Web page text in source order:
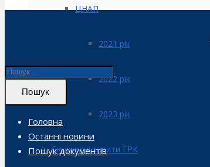
ЦНАП
2021 рік
2022 рік
2023 рік
Бюджетні запити ГРК
Пошук
Головна
Останні новини
Пошук документів